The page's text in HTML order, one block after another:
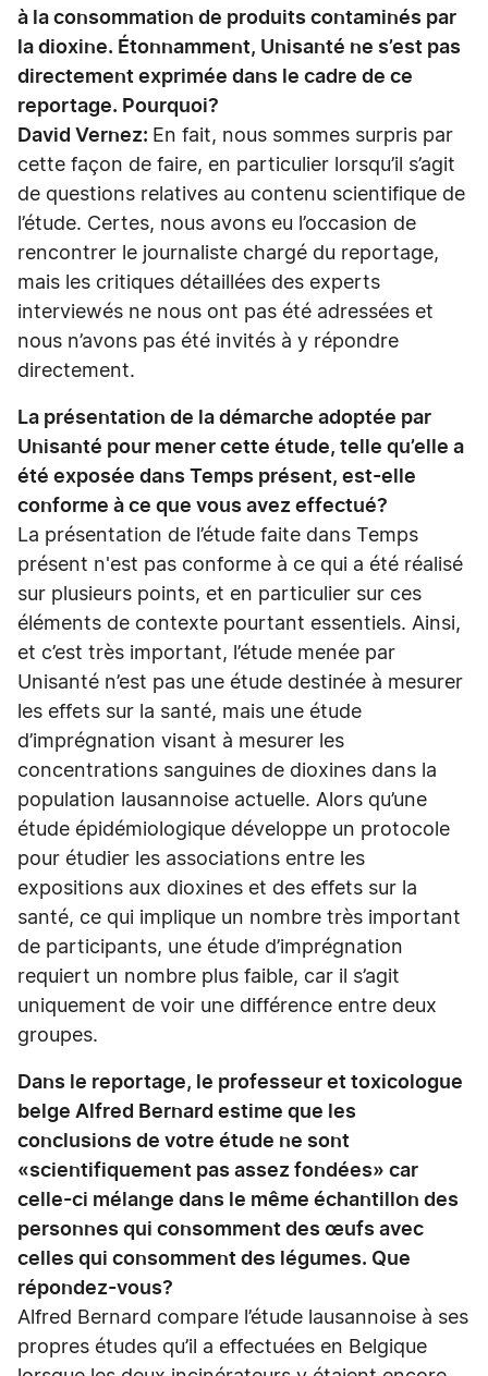
à la consommation de produits contaminés par
la dioxine. Étonnamment, Unisanté ne s’est pas
directement exprimée dans le cadre de ce
reportage. Pourquoi?
David Vernez: En fait, nous sommes surpris par
cette façon de faire, en particulier lorsqu’il s’agit
de questions relatives au contenu scientifique de
l’étude. Certes, nous avons eu l’occasion de
rencontrer le journaliste chargé du reportage,
mais les critiques détaillées des experts
interviewés ne nous ont pas été adressées et
nous n’avons pas été invités à y répondre
directement.
La présentation de la démarche adoptée par
Unisanté pour mener cette étude, telle qu’elle a
été exposée dans Temps présent, est-elle
conforme à ce que vous avez effectué?
La présentation de l’étude faite dans Temps
présent n'est pas conforme à ce qui a été réalisé
sur plusieurs points, et en particulier sur ces
éléments de contexte pourtant essentiels. Ainsi,
et c’est très important, l’étude menée par
Unisanté n’est pas une étude destinée à mesurer
les effets sur la santé, mais une étude
d’imprégnation visant à mesurer les
concentrations sanguines de dioxines dans la
population lausannoise actuelle. Alors qu’une
étude épidémiologique développe un protocole
pour étudier les associations entre les
expositions aux dioxines et des effets sur la
santé, ce qui implique un nombre très important
de participants, une étude d’imprégnation
requiert un nombre plus faible, car il s’agit
uniquement de voir une différence entre deux
groupes.
Dans le reportage, le professeur et toxicologue
belge Alfred Bernard estime que les
conclusions de votre étude ne sont
«scientifiquement pas assez fondées» car
celle-ci mélange dans le même échantillon des
personnes qui consomment des œufs avec
celles qui consomment des légumes. Que
répondez-vous?
Alfred Bernard compare l’étude lausannoise à ses
propres études qu’il a effectuées en Belgique